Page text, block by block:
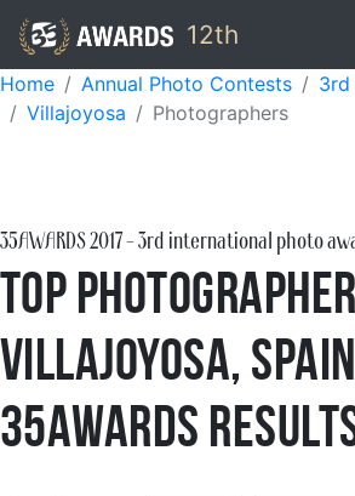
12th
Home Annual Photo Contests 3rd
Villajoyosa
Photographers
35AWARDS2017- 3rd international photo
Top
Villajoyosa,
35AWARDS